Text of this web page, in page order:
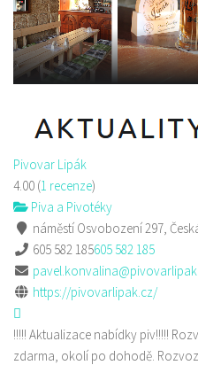
Pivovar Lipák
4.00 (1 recenze)
Piva a Pivotéky
náměstí Osvobození 297,
605 582 185605 582 185
https://pivovarlipak.cz/
!!!!! Aktualizace nabídky piv!!!!!
zdarma, okolí po dohodě.